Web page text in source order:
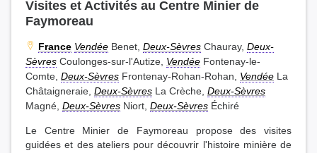
Visites et Activités au Centre Minier de
Faymoreau
France Vendée Benet, Deux-Sèvres Chauray, Deux-
Sèvres Coulonges-sur-l'Autize, Vendée Fontenay-le-
Comte, Deux-Sèvres Frontenay-Rohan-Rohan, Vendée La
Châtaigneraie, Deux-Sèvres La Crèche, Deux-Sèvres
Magné, Deux-Sèvres Niort, Deux-Sèvres Échiré
Le Centre Minier de Faymoreau propose des visites
guidées et des ateliers pour découvrir l'histoire minière de